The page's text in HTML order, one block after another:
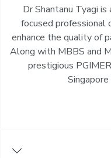
Dr Shantanu Tyagi
focused professional
enhance the quality of
Along with MBBS and
prestigious